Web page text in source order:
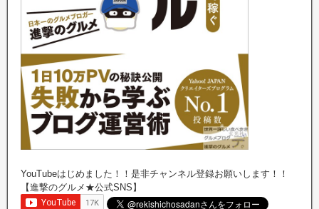
YouTubeはじめました！！是非チャンネル登録お願いします！！
【進撃のグルメ★公式SNS】